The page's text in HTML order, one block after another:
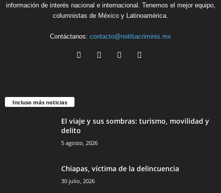
información de interés nacional e internacional. Tenemos el mejor equipo,
columnistas de México y Latinoamérica.
Contáctanos: contacto@notitiacriminis.mx
Incluso más noticias
El viaje y sus sombras: turismo, movilidad y
delito
5 agosto, 2026
Chiapas, víctima de la delincuencia
30 julio, 2026